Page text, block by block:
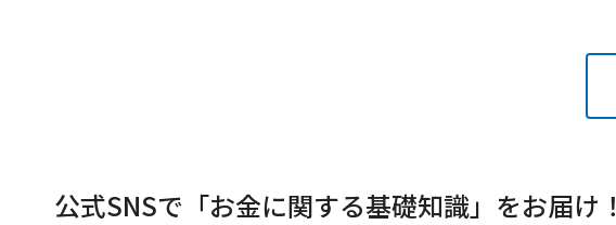
公式SNSで「お金に関する基礎知識」をお届け！